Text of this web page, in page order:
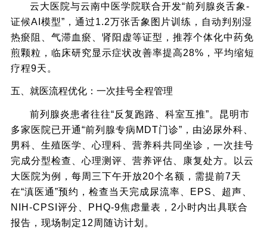
云大医院与云南中医学院联合开发“前列腺炎舌象-
证候AI模型”，通过1.2万张舌象图片训练，自动判别湿
热瘀阻、气滞血瘀、肾阳虚等证型，推荐个体化中药免
煎颗粒，临床研究显示症状改善率提高28%，平均缩短
疗程9天。
五、就医流程优化：一次挂号全程管理
前列腺炎患者往往“反复跑路、科室互推”。昆明市
多家医院已开通“前列腺专病MDT门诊”，由泌尿外科、
男科、生殖医学、心理科、营养科共同坐诊，一次挂号
完成分型检查、心理测评、营养评估、康复处方。以云
大医院为例，每周三下午开放20个名额，需提前7天
在“滇医通”预约，检查当天完成尿流率、EPS、超声、
NIH-CPSI评分、PHQ-9焦虑量表，2小时内出具联合
报告，现场制定12周随访计划。